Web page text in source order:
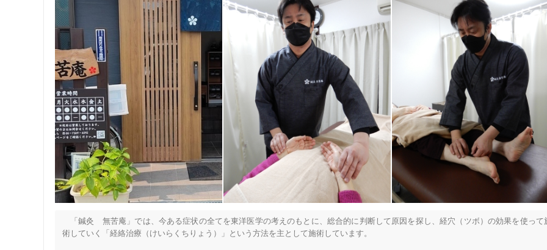
「鍼灸　無苦庵」では、今ある症状の全てを東洋医学の考えのもとに、総合的に判断して原因を探し、経穴（ツボ）の効果を使って
術していく「経絡治療（けいらくちりょう）」という方法を主として施術しています。